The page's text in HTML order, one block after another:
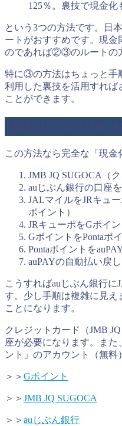
125％。裏技で現金化
という3つの方法です。日
ートがおすすめです。現金
のであれば②③のルートの
特に③の方法はちょっと手
利用した裏技を活用すれば
ことができます。
この方法なら完全な「現金
JMB JQ SUGOCA（
auじぶん銀行の口座
JALマイルをJRキュ
ポイント）
JRキューポをGポイ
GポイントをPontaポ
Pontaポイントを
auPAYの自動払い戻
こうすればauじぶん銀行
す。少し手順は複雑に見え
ことになります。
クレジットカード（JMB
座が必要になります。また
ント」のアカウント（無料
＞＞ Gポイント
＞＞ JMB JQ SUGOCA
＞＞ auじぶん銀行